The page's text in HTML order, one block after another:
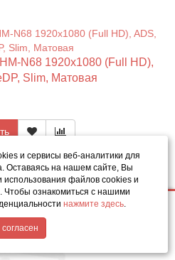
N68 1920x1080 (Full HD),
Slim, Матовая
800р.•
Купить
звонок
в MAX
и сервисы веб-аналитики для
Оставаясь на нашем сайте, Вы
использования файлов cookies и
Чтобы ознакомиться с нашими
нажмите здесь.